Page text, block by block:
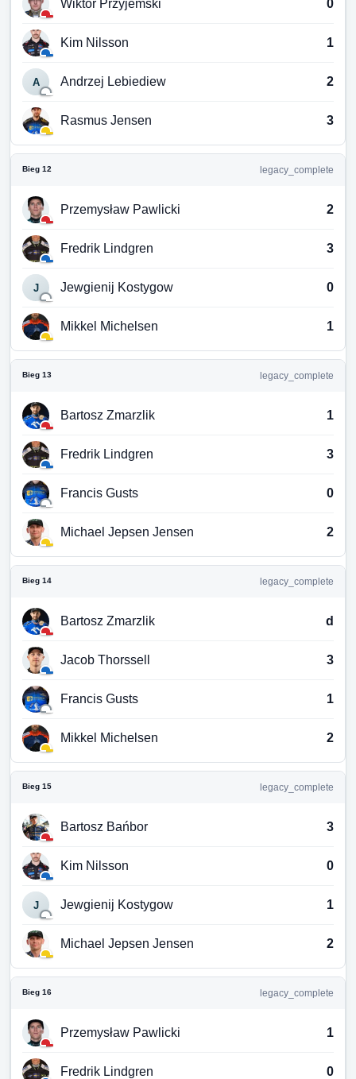
Wiktor Przyjemski 0
Kim Nilsson 1
A Andrzej Lebiediew 2
Rasmus Jensen 3
Bieg 12 legacy_complete
Przemysław Pawlicki 2
Fredrik Lindgren 3
J Jewgienij Kostygow 0
Mikkel Michelsen 1
Bieg 13 legacy_complete
Bartosz Zmarzlik 1
Fredrik Lindgren 3
Francis Gusts 0
Michael Jepsen Jensen 2
Bieg 14 legacy_complete
Bartosz Zmarzlik d
Jacob Thorssell 3
Francis Gusts 1
Mikkel Michelsen 2
Bieg 15 legacy_complete
Bartosz Bańbor 3
Kim Nilsson 0
J Jewgienij Kostygow 1
Michael Jepsen Jensen 2
Bieg 16 legacy_complete
Przemysław Pawlicki 1
Fredrik Lindgren 0